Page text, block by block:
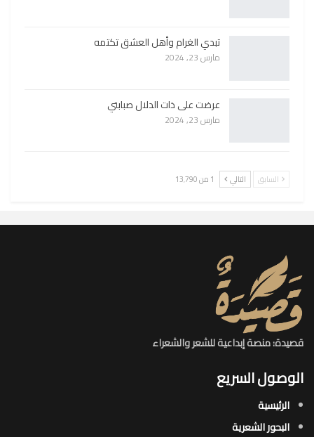
تبدي الغرام وأهل العشق تكتمه
مارس 23, 2024
عرضت على ذات الدلال صبابتي
مارس 23, 2024
السابق التالي 1 من 13٬790
قصيدة: منصة إبداعية للشعر والشعراء
الوصول السريع
الرئيسية
البحور الشعرية​